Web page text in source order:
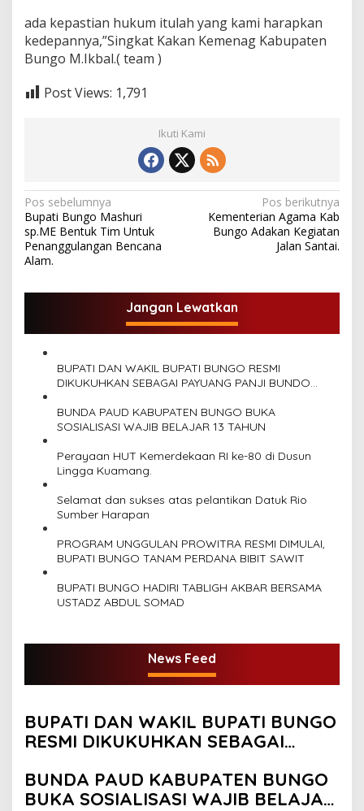
ada kepastian hukum itulah yang kami harapkan
kedepannya,”Singkat Kakan Kemenag Kabupaten
Bungo M.Ikbal.( team )
Post Views: 1,791
Ikuti Kami
N
a
v
g
s
Pos sebelumnya
Bupati Bungo Mashuri
sp.ME Bentuk Tim Untuk
Penanggulangan Bencana
Alam.
Pos berikutnya
Kementerian Agama Kab
Bungo Adakan Kegiatan
Jalan Santai.
Jangan Lewatkan
BUPATI DAN WAKIL BUPATI BUNGO RESMI
DIKUKUHKAN SEBAGAI PAYUANG PANJI BUNDO
BUNDA PAUD KABUPATEN BUNGO BUKA
SOSIALISASI WAJIB BELAJAR 13 TAHUN
Perayaan HUT Kemerdekaan RI ke-80 di Dusun
Lingga Kuamang.
Selamat dan sukses atas pelantikan Datuk Rio
Sumber Harapan
PROGRAM UNGGULAN PROWITRA RESMI DIMULAI,
BUPATI BUNGO TANAM PERDANA BIBIT SAWIT
BUPATI BUNGO HADIRI TABLIGH AKBAR BERSAMA
USTADZ ABDUL SOMAD
News Feed
BUPATI DAN WAKIL BUPATI BUNGO
RESMI DIKUKUHKAN SEBAGAI
BUNDA PAUD KABUPATEN BUNGO
BUKA SOSIALISASI WAJIB BELAJAR